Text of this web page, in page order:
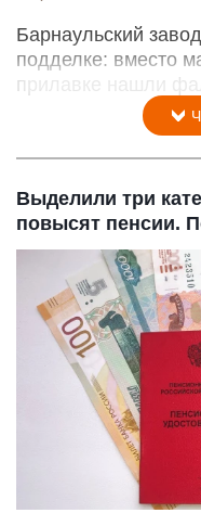
Барнаульский
подделке: вместо
прилавке нашли
Выделили три
повысят пенсии.